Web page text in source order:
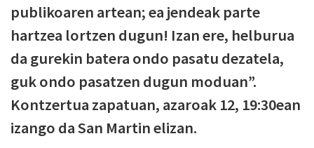
publikoaren artean; ea jendeak parte
hartzea lortzen dugun! Izan ere, helburua
da gurekin batera ondo pasatu dezatela,
guk ondo pasatzen dugun moduan”.
Kontzertua zapatuan, azaroak 12, 19:30ean
izango da San Martin elizan.